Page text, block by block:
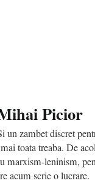
Picior
un zambet discret
toata treaba. De
marxism-leninism,
acum scrie o lucrare.